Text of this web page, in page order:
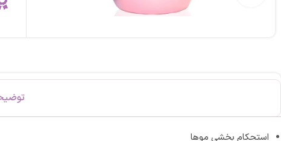
استحکام بخشی موها